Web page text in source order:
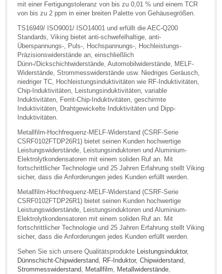
mit einer Fertigungstoleranz von bis zu 0,01 % und einem TCR
von bis zu 2 ppm in einer breiten Palette von Gehäusegrößen.
TS16949/ ISO9001/ ISO14001 und erfüllt die AEC-Q200
Standards, Viking bietet anti-schwefelhaltige, anti-
Überspannungs-, Puls-, Hochspannungs-, Hochleistungs-
Präzisionswiderstände an, einschließlich
Dünn-/Dickschichtwiderstände, Automobilwiderstände, MELF-
Widerstände, Strommesswiderstände usw. Niedriges Geräusch,
niedriger TC, Hochleistungsinduktivitäten wie RF-Induktivitäten,
Chip-Induktivitäten, Leistungsinduktivitäten, variable
Induktivitäten, Ferrit-Chip-Induktivitäten, geschirmte
Induktivitäten, Drahtgewickelte Induktivitäten und Dipp-
Induktivitäten.
Metallfilm-Hochfrequenz-MELF-Widerstand (CSRF-Serie
CSRF0102FTDP26R1) bietet seinen Kunden hochwertige
Leistungswiderstände, Leistungsinduktoren und Aluminium-
Elektrolytkondensatoren mit einem soliden Ruf an. Mit
fortschrittlicher Technologie und 25 Jahren Erfahrung stellt Viking
sicher, dass die Anforderungen jedes Kunden erfüllt werden.
Metallfilm-Hochfrequenz-MELF-Widerstand (CSRF-Serie
CSRF0102FTDP26R1) bietet seinen Kunden hochwertige
Leistungswiderstände, Leistungsinduktoren und Aluminium-
Elektrolytkondensatoren mit einem soliden Ruf an. Mit
fortschrittlicher Technologie und 25 Jahren Erfahrung stellt Viking
sicher, dass die Anforderungen jedes Kunden erfüllt werden.
Sehen Sie sich unsere Qualitätsprodukte Leistungsinduktor,
Dünnschicht-Chipwiderstand, RF-Induktor, Chipwiderstand,
Strommesswiderstand, Metallfilm, Metallwiderstände,